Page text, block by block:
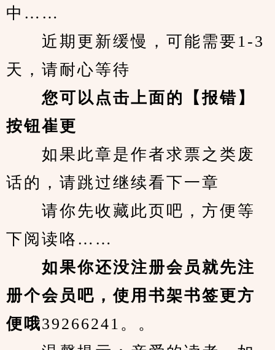
中……
近期更新缓慢，可能需要1-3
天，请耐心等待
您可以点击上面的【报错】
按钮崔更
如果此章是作者求票之类废
话的，请跳过继续看下一章
请你先收藏此页吧，方便等
下阅读咯……
如果你还没注册会员就先注
册个会员吧，使用书架书签更方
便哦39266241。。